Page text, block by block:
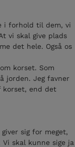
i forhold til dem, vi
vi skal give plads
det hele. Også os
korset. Som
jorden. Jeg favner
korset, end det
sig for meget,
Vi skal kunne sige ja